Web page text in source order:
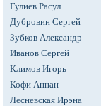
Гулиев Расул
Дубровин Сергей
Зубков Александр
Иванов Сергей
Климов Игорь
Кофи Аннан
Лесневская Ирэна